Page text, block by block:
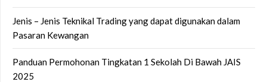
Jenis – Jenis Teknikal Trading yang dapat digunakan dalam
Pasaran Kewangan
Panduan Permohonan Tingkatan 1 Sekolah Di Bawah JAIS
2025